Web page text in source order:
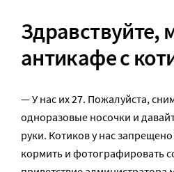
Здравствуйте,
антикафе с
— У нас их 27. Пожалуйста,
одноразовые носочки и
руки. Котиков у нас
кормить и фотографировать